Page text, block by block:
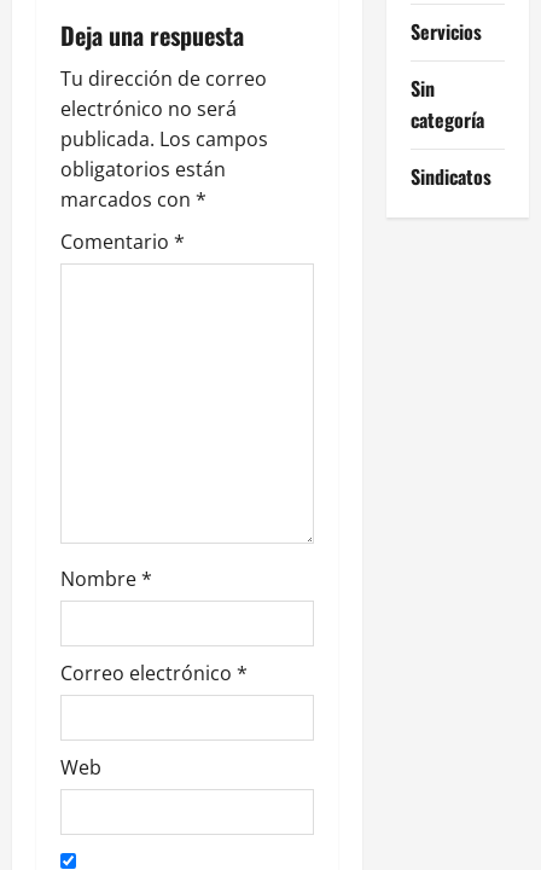
i
ó
n
d
e
d
a
s
Deja una respuesta
Tu dirección de correo
electrónico no será
publicada. Los campos
obligatorios están
marcados con *
Comentario *
Nombre*
Correo electrónico *
Web
Servicios
Sin
categoría
Sindicatos